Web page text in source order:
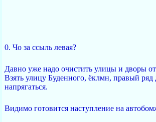
0. Чо за ссыль левая?
Давно уже надо очистить улицы и дворы
Взять улицу Буденного, ёклмн, правый ряд
напрягаться.
Видимо готовится наступление на